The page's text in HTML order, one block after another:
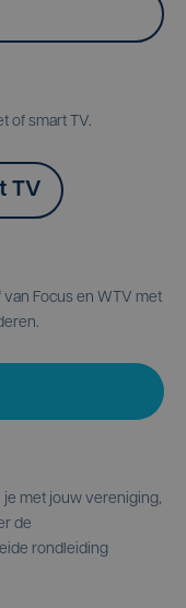
of smart TV.
TV
Focus en WTV met
met jouw vereniging,
de
rondleiding